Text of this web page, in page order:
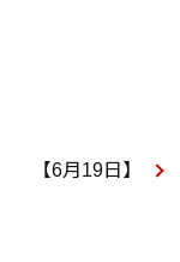
【6月19日】